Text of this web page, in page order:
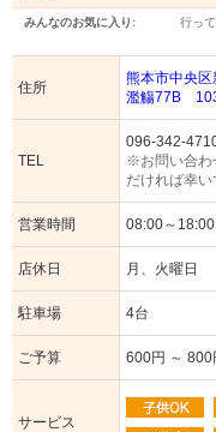
みんなのお気に入り: 行っ
住所
熊本市中央
濫觴77B
TEL
096-342-
※お問い合わ
だければ幸い
営業時間 08:00～18:00
店休日 月、火曜日
駐車場 4台
ご予算 600円 ～ 800
サービス